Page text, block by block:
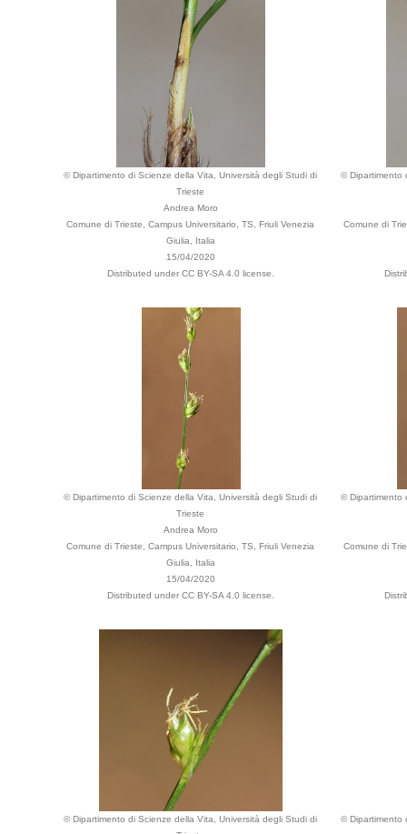
© Dipartimento di Scienze della Vita, Università degli Studi di
Trieste
Andrea Moro
Comune di Trieste, Campus Universitario, TS, Friuli Venezia
Giulia, Italia
15/04/2020
Distributed under CC BY-SA 4.0 license.
© Dipartimento
Comune di
© Dipartimento di Scienze della Vita, Università degli Studi di
Trieste
Andrea Moro
Comune di Trieste, Campus Universitario, TS, Friuli Venezia
Giulia, Italia
15/04/2020
Distributed under CC BY-SA 4.0 license.
© Dipartimento
Comune di
© Dipartimento di Scienze della Vita, Università degli Studi di
© Dipartimento